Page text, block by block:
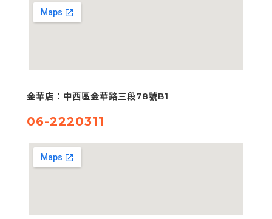
金華店：中西區金華路三段78號B1
06-2220311